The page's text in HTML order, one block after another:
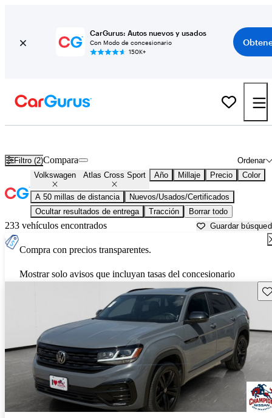
CarGurus: Autos nuevos y usados
Con Modo de concesionario
150K+
Filtro (2) Ordenar
Compara
Volkswagen Atlas Cross Sport Año Millaje Precio Color
A 50 millas de distancia
Nuevos/Usados/Certificados
Ocultar resultados de entrega
Tracción Borrar todo
233 vehículos encontrados Guardar
Compra con precios transparentes.
Mostrar solo avisos que incluyan tasas del concesionario